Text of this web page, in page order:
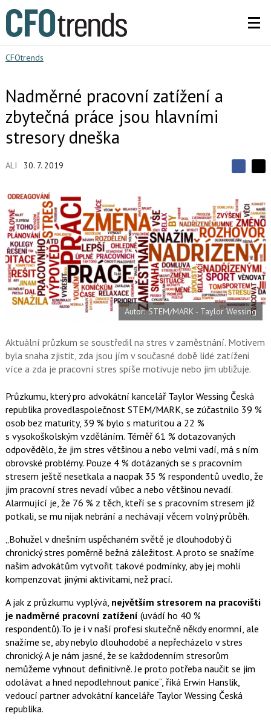
CFOtrends
Nadměrné pracovní zatížení a
zbytečná práce jsou hlavními
stresory dneška
ALI 30. 7. 2019
S
í
l
e
t
S
e
j
t
e
n
a
F
a
c
e
b
o
o
l
e
j
t
e
n
a
s
í
t
i
X
Autor: STEM/MARK - Taylor Wessing
Aktuální průzkum se soustředil na stres v zaměstnání. Motivem
byla snaha zjistit, zda jsou jím v současné době lidé zatíženi
více a zda je pracovní stres spíše motivuje nebo jim ubližuje.
Průzkumu, který pro advokátní kancelář Taylor Wessing Česká
republika provedlaspolečnost STEM/MARK, se zúčastnilo 39 %
osob bez maturity, 39 % bylo s maturitou a 22 %
s vysokoškolským vzděláním. Téměř 61 % dotazovaných
odpovědělo, že jim stres většinou a nebo velmi vadí, má s ním
obrovské problémy. Pouze 4 % dotázaných se s pracovním
stresem ještě nesetkala a naopak 35 % respondentů uvedlo, že
jim pracovní stres nevadí vůbec a nebo většinou nevadí.
Alarmující je, že 76 % z těch, kteří se s pracovním stresem již
potkali, se mu nijak nebrání a nechávají věcem volný průběh.
„Bohužel v dnešním uspěchaném světě je dlouhodobý či
chronický stres poměrně bežná záležitost. A proto se snažíme
našim advokátům vytvořit takové podmínky, aby jej mohli
kompenzovat jinými aktivitami, než prací.
A jak z průzkumu vyplývá, největším stresorem na pracovišti
je nadměrné pracovní zatížení (uvádí ho 40 %
respondentů).To je i v naší profesi skutečně někdy enormní, ale
snažíme se, aby nebylo dlouhodobé a nepřecházelo v stres
chronický. A je nám jasné, že se každodenním stresorům
nemůžeme vyhnout definitivně. Je proto potřeba naučit se jim
odolávat a hned nepodlehnout panice“, říká Erwin Hanslik,
vedoucí partner advokátní kanceláře Taylor Wessing Česká
republika.